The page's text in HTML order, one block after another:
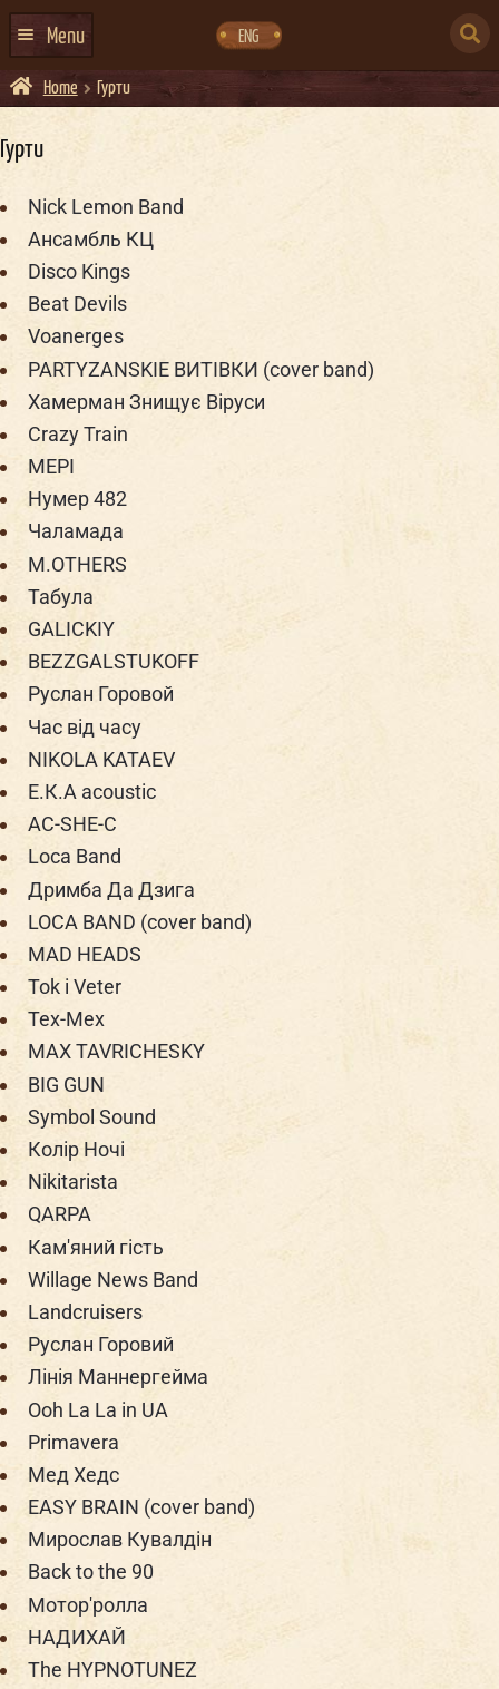
navigation
content
ENG
Menu
ГОЛОВНА
ПРО НАС
ГУРТИ
КЕЙТЕРИНГ
НОВИНИ
DOCKER ДРЕСС-КОД
Home Гурти
Гурти
Nick Lemon Band
Ансамбль КЦ
Disco Kings
Beat Devils
Voanerges
PARTYZANSKIE ВИТІВКИ (cover band)
Хамерман Знищує Віруси
Crazy Train
МЕРІ
Нумер 482
Чаламада
M.OTHERS
Табула
GALICKIY
BEZZGALSTUKOFF
Руслан Горовой
Час від часу
NIKOLA KATAEV
Е.К.А acoustic
AC-SHE-C
Loca Band
Дримба Да Дзига
LOCA BAND (cover band)
MAD HEADS
Tok i Veter
Tex-Mex
MAX TAVRICHESKY
BIG GUN
Symbol Sound
Колір Ночі
Nikitarista
QARPA
Кам'яний гість
Willage News Band
Landcruisers
Руслан Горовий
Лінія Маннергейма
Ooh La La in UA
Primavera
Мед Хедс
EASY BRAIN (cover band)
Мирослав Кувалдін
Back to the 90
Мотор'ролла
НАДИХАЙ
The HYPNOTUNEZ